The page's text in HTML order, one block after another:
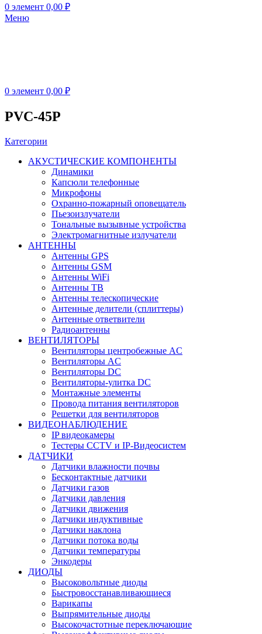
0 элемент 0,00 ₽
Меню
0 элемент 0,00 ₽
PVC-45P
Категории
АКУСТИЧЕСКИЕ КОМПОНЕНТЫ
Динамики
Капсюли телефонные
Микрофоны
Охранно-пожарный оповещатель
Пьезоизлучатели
Тональные вызывные устройства
Электромагнитные излучатели
АНТЕННЫ
Антенны GPS
Антенны GSM
Антенны WiFi
Антенны ТВ
Антенны телескопические
Антенные делители (сплиттеры)
Антенные ответвители
Радиоантенны
ВЕНТИЛЯТОРЫ
Вентиляторы центробежные AC
Вентиляторы AC
Вентиляторы DC
Вентиляторы-улитка DC
Монтажные элементы
Провода питания вентиляторов
Решетки для вентиляторов
ВИДЕОНАБЛЮДЕНИЕ
IP видеокамеры
Тестеры CCTV и IP-Видеосистем
ДАТЧИКИ
Датчики влажности почвы
Бесконтактные датчики
Датчики газов
Датчики давления
Датчики движения
Датчики индуктивные
Датчики наклона
Датчики потока воды
Датчики температуры
Энкодеры
ДИОДЫ
Высоковольтные диоды
Быстровосстанавливающиеся
Варикапы
Выпрямительные диоды
Высокочастотные переключающие